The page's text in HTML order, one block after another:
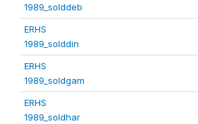
1989_solddeb
ERHS
1989_solddin
ERHS
1989_soldgam
ERHS
1989_soldhar